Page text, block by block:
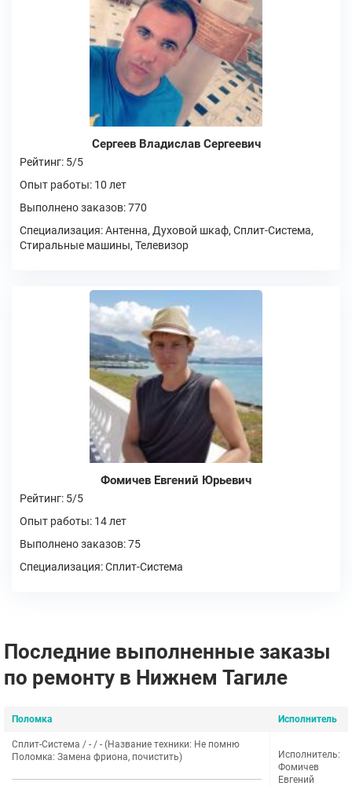
Сергеев Владислав Сергеевич
Рейтинг: 5/5
Опыт работы: 10 лет
Выполнено заказов: 770
Специализация: Антенна, Духовой шкаф, Сплит-Система,
Стиральные машины, Телевизор
Фомичев Евгений Юрьевич
Рейтинг: 5/5
Опыт работы: 14 лет
Выполнено заказов: 75
Специализация: Сплит-Система
Последние выполненные заказы
по ремонту в Нижнем Тагиле
Поломка Исполнитель
Сплит-Система / - / - (Название техники: Не помню
Поломка: Замена фриона, почистить)
Исполнитель:
Фомичев
Евгений